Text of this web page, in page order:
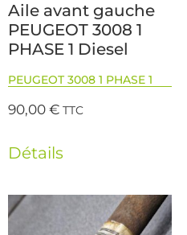
Aile avant gauche
PEUGEOT 3008 1
PHASE 1 Diesel
PEUGEOT 3008 1 PHASE 1
90,00€ TTC
Détails